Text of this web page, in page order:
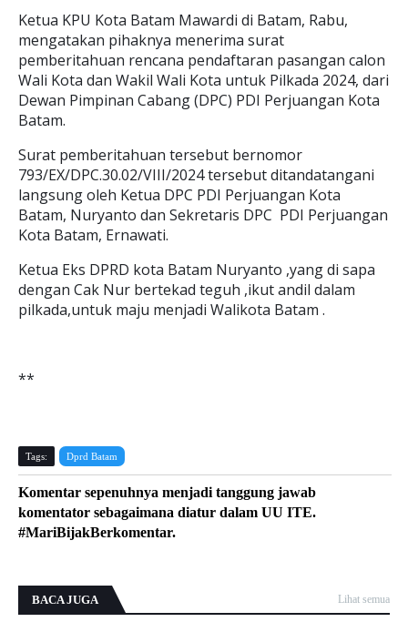
Ketua KPU Kota Batam Mawardi di Batam, Rabu,
mengatakan pihaknya menerima surat
pemberitahuan rencana pendaftaran pasangan calon
Wali Kota dan Wakil Wali Kota untuk Pilkada 2024, dari
Dewan Pimpinan Cabang (DPC) PDI Perjuangan Kota
Batam.
Surat pemberitahuan tersebut bernomor
793/EX/DPC.30.02/VIII/2024 tersebut ditandatangani
langsung oleh Ketua DPC PDI Perjuangan Kota
Batam, Nuryanto dan Sekretaris DPC PDI Perjuangan
Kota Batam, Ernawati.
Ketua Eks DPRD kota Batam Nuryanto ,yang di sapa
dengan Cak Nur bertekad teguh ,ikut andil dalam
pilkada,untuk maju menjadi Walikota Batam .
**
Tags: Dprd Batam
Komentar sepenuhnya menjadi tanggung jawab
komentator sebagaimana diatur dalam UU ITE.
#MariBijakBerkomentar.
BACA JUGA Lihat semua